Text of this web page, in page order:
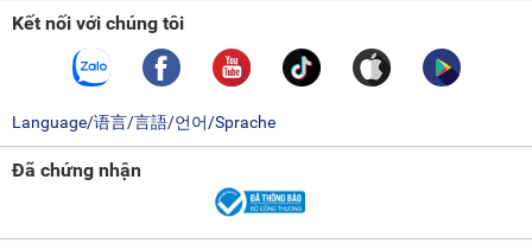
Kết nối với chúng tôi
Language/语言/言語/언어/Sprache
Đã chứng nhận